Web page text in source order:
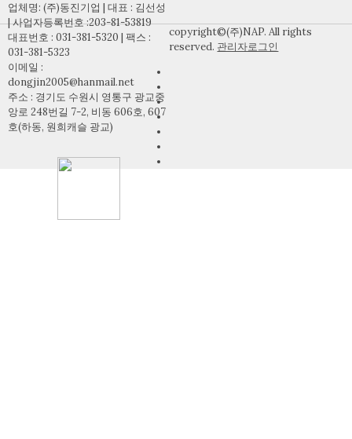
업체명: (주)동진기업 | 대표 : 김선성
| 사업자등록번호 :203-81-53819
대표번호 : 031-381-5320 | 팩스 :
031-381-5323
이메일 :
dongjin2005@hanmail.net
주소 : 경기도 수원시 영통구 광교중
앙로 248번길 7-2, 비동 606호, 607
호(하동, 원희캐슬 광교)
copyright©(주)NAP. All rights
reserved. 관리자로그인